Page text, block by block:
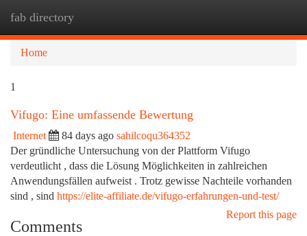
fab directory
Home
1
Vifugo: Eine umfassende Bewertung
Internet 84 days ago sahilcoqu364352
Der gründliche Untersuchung von der Plattform Vifugo
verdeutlicht , dass die Lösung Möglichkeiten in zahlreichen
Anwendungsfällen aufweist . Trotz gewisse Nachteile vorhanden
sind , sind https://elite-affiliate.de/vifugo-erfahrungen-und-test/
Report this page
Comments